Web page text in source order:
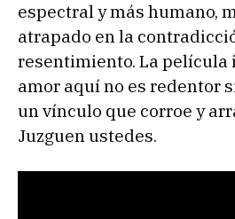
espectral y más humano,
atrapado en la
resentimiento. La película
amor aquí no es redentor
un vínculo que corroe y
Juzguen ustedes.